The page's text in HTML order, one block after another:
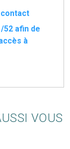
52 afin de
à
VOUS